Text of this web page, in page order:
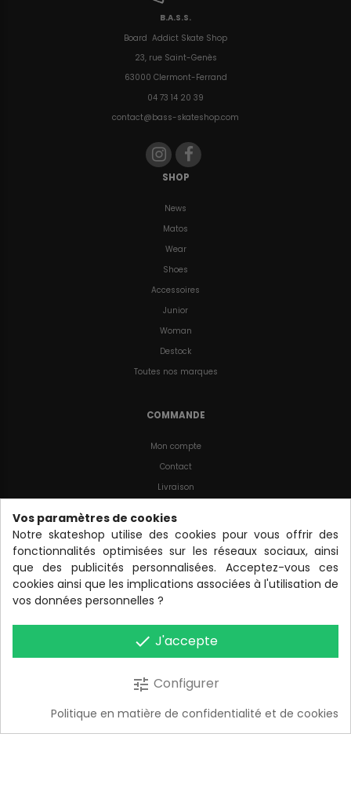
B.A.S.S.
Board Addict Skate Shop
23, rue Saint-Genès
63000 Clermont-Ferrand
04 73 14 20 39
contact@bass-skateshop.com
SHOP
News
Matos
Wear
Shoes
Accessoires
Junior
Woman
Destock
Toutes nos marques
COMMANDE
Mon compte
Contact
Livraison
Mentions Légales
À PROPOS
BASS
Où nous trouver ?
Accueil
Vos paramètres de cookies
Notre skateshop utilise des cookies pour vous offrir des
fonctionnalités optimisées sur les réseaux sociaux, ainsi
que des publicités personnalisées. Acceptez-vous ces
cookies ainsi que les implications associées à l'utilisation de
vos données personnelles ?
done J'accepte
tune Configurer
Politique en matière de confidentialité et de cookies